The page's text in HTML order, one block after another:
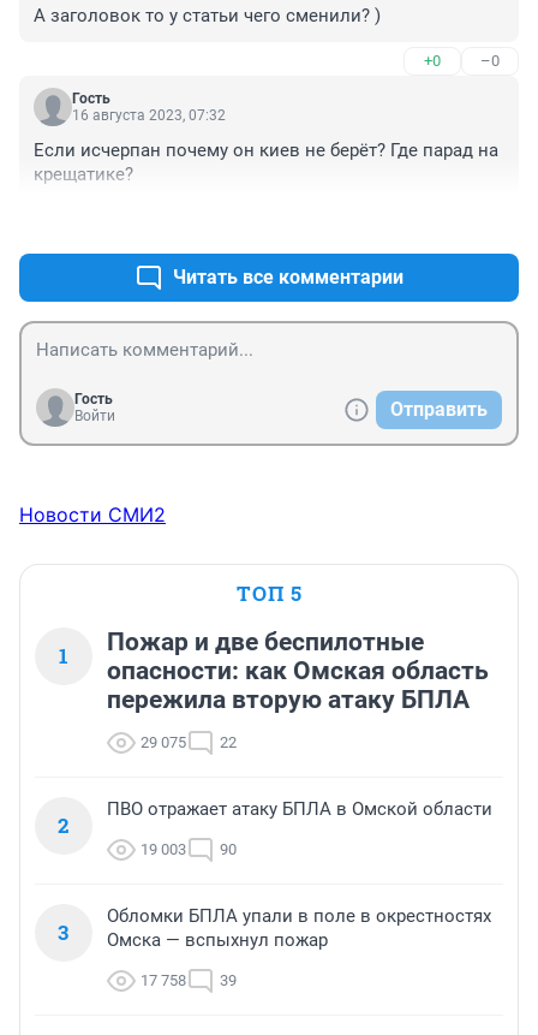
А заголовок то у статьи чего сменили? )
+0 –0
Гость
16 августа 2023, 07:32
Если исчерпан почему он киев не берёт? Где парад на
крещатике?
Читать все комментарии
Гость
Войти
Отправить
Новости СМИ2
ТОП 5
1
Пожар и две беспилотные
опасности: как Омская область
пережила вторую атаку БПЛА
29 075 22
2
ПВО отражает атаку БПЛА в Омской области
19 003 90
3
Обломки БПЛА упали в поле в окрестностях
Омска — вспыхнул пожар
17 758 39